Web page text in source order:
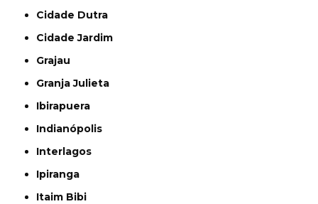
Cidade Dutra
Cidade Jardim
Grajau
Granja Julieta
Ibirapuera
Indianópolis
Interlagos
Ipiranga
Itaim Bibi